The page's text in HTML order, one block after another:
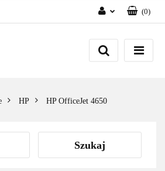
Zaloguj się
Załóż konto
(0)
HP HP OfficeJet 4650
Szukaj